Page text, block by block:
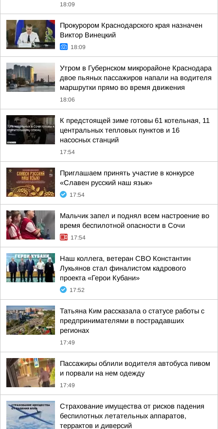
18:09
Прокурором Краснодарского края назначен
Виктор Винецкий
18:09
Утром в Губернском микрорайоне Краснодара
двое пьяных пассажиров напали на водителя
маршрутки прямо во время движения
18:06
К предстоящей зиме готовы 61 котельная, 11
центральных тепловых пунктов и 16
насосных станций
17:54
Приглашаем принять участие в конкурсе
«Славен русский наш язык»
17:54
Мальчик запел и поднял всем настроение во
время беспилотной опасности в Сочи
17:54
Наш коллега, ветеран СВО Константин
Лукьянов стал финалистом кадрового
проекта «Герои Кубани»
17:52
Татьяна Ким рассказала о статусе работы с
предпринимателями в пострадавших
регионах
17:49
Пассажиры облили водителя автобуса пивом
и порвали на нем одежду
17:49
Страхование имущества от рисков падения
беспилотных летательных аппаратов,
террактов и диверсий